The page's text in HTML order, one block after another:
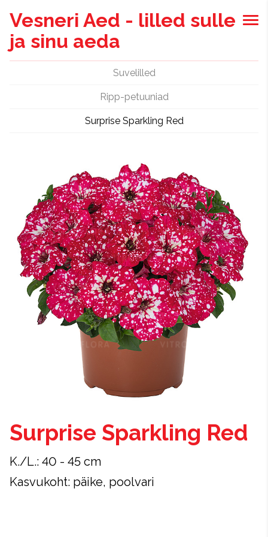
Vesneri Aed - lilled sulle
ja sinu aeda
Suvelilled
Ripp-petuuniad
Surprise Sparkling Red
Surprise Sparkling Red
K./L.: 40 - 45 cm
Kasvukoht: päike, poolvari